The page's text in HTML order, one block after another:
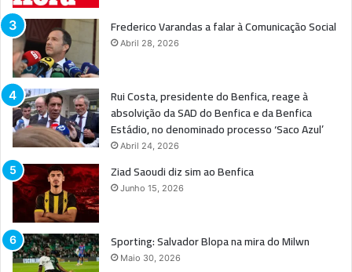
Frederico Varandas a falar à Comunicação Social
Abril 28, 2026
Rui Costa, presidente do Benfica, reage à
absolvição da SAD do Benfica e da Benfica
Estádio, no denominado processo ‘Saco Azul’
Abril 24, 2026
Ziad Saoudi diz sim ao Benfica
Junho 15, 2026
Sporting: Salvador Blopa na mira do Milwn
Maio 30, 2026